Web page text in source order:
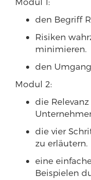
den Begriff
Risiken
minimieren.
den
Modul 2:
die
die vier
zu erläutern.
eine
Beispielen